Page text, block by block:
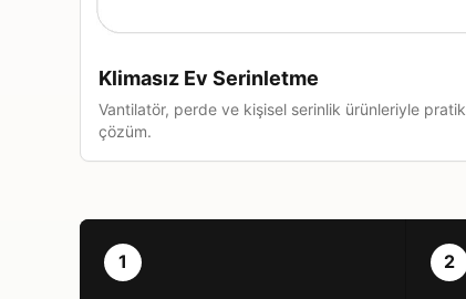
Klimasız Ev Serinletme
Vantilatör, perde ve kişisel serinlik ürünleriyle pratik
çözüm.
1 2